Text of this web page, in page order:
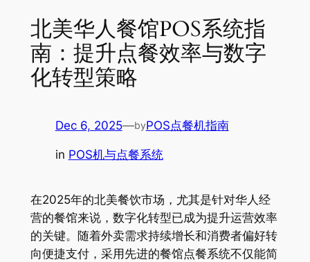
北美华人餐馆POS系统指
南：提升点餐效率与数字
化转型策略
Dec 6, 2025—byPOS点餐机指南
in POS机与点餐系统
在2025年的北美餐饮市场，尤其是针对华人经
营的餐馆来说，数字化转型已成为提升运营效率
的关键。随着外卖需求持续增长和消费者偏好转
向便捷支付，采用先进的餐馆点餐系统不仅能简